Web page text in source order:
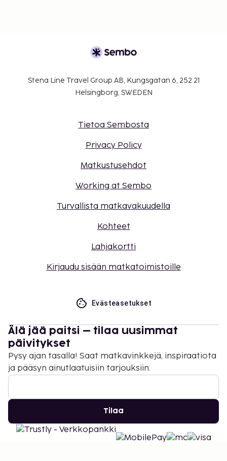
Stena Line Travel Group AB, Kungsgatan 6, 252 21
Helsingborg, SWEDEN
Tietoa Sembosta
Privacy Policy
Matkustusehdot
Working at Sembo
Turvallista matkavakuudella
Kohteet
Lahjakortti
Kirjaudu sisään matkatoimistoille
Evästeasetukset
Älä jää paitsi – tilaa uusimmat
päivitykset
Pysy ajan tasalla! Saat matkavinkkejä, inspiraatiota
ja pääsyn ainutlaatuisiin tarjouksiin.
Tilaa